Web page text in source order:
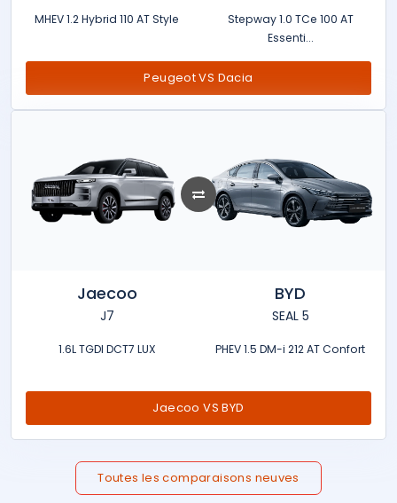
MHEV 1.2 Hybrid 110 AT Style
Stepway 1.0 TCe 100 AT
Essenti...
Peugeot VS Dacia
Jaecoo
J7
1.6L TGDI DCT7 LUX
BYD
SEAL 5
PHEV 1.5 DM-i 212 AT Confort
Jaecoo VS BYD
Toutes les comparaisons neuves